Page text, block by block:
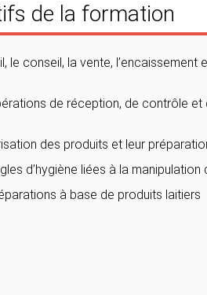
de la formation
le conseil, la vente,
de réception, de contrôle
des produits et leur
d’hygiène liées à la
à base de produits laitiers